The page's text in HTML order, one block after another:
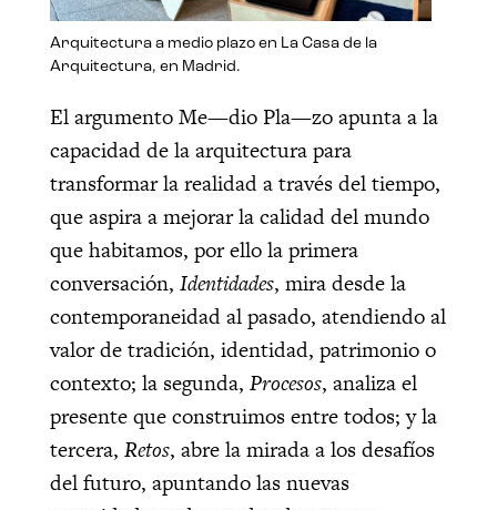
Arquitectura a medio plazo en La Casa de la
Arquitectura, en Madrid.
El argumento Me—dio Pla—zo apunta a la
capacidad de la arquitectura para
transformar la realidad a través del tiempo,
que aspira a mejorar la calidad del mundo
que habitamos, por ello la primera
conversación, Identidades, mira desde la
contemporaneidad al pasado, atendiendo al
valor de tradición, identidad, patrimonio o
contexto; la segunda, Procesos, analiza el
presente que construimos entre todos; y la
tercera, Retos, abre la mirada a los desafíos
del futuro, apuntando las nuevas